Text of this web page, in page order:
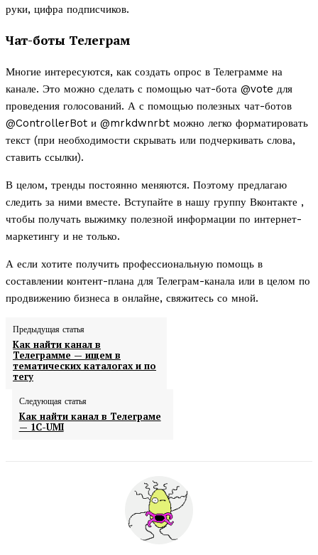
руки, цифра подписчиков.
Чат-боты Телеграм
Многие интересуются, как создать опрос в Телеграмме на
канале. Это можно сделать с помощью чат-бота @vote для
проведения голосований. А с помощью полезных чат-ботов
@ControllerBot и @mrkdwnrbt можно легко форматировать
текст (при необходимости скрывать или подчеркивать слова,
ставить ссылки).
В целом, тренды постоянно меняются. Поэтому предлагаю
следить за ними вместе. Вступайте в нашу группу Вконтакте ,
чтобы получать выжимку полезной информации по интернет-
маркетингу и не только.
А если хотите получить профессиональную помощь в
составлении контент-плана для Телеграм-канала или в целом по
продвижению бизнеса в онлайне, свяжитесь со мной.
Предыдущая статья
Как найти канал в
Телеграмме — ищем в
тематических каталогах и по
тегу
Следующая статья
Как найти канал в Телеграме
— 1C-UMI